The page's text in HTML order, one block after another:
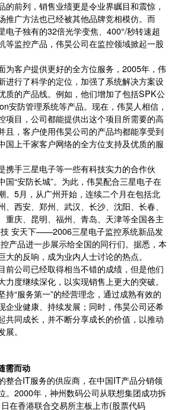
的前列，销售业绩更是令业界瞩目和震惊，
推广方法也已经被其他品牌竞相模仿。而
电子独有的32倍光学变焦、400°/秒转速超
等监控产品，伟昊公司在监控领域掀起一股
为客户提供更好的全方位服务，2005年，伟
进行了科学的定位，加强了系统解决方案设
质的产品线。例如，他们增加了包括SPK公
安防管理系统等产品。现在，伟昊人相信，
项目，公司都能提供出这个项目所需要的高
且，客户使用伟昊公司的产品均都能享受到
国上千家客户网络的全方位支持及优质的服
携手三星电子等一些有科技实力的合作伙
国“安防长城”。为此，伟昊配合三星电子在
。5月，从广州开始，连续二个月在包括北
、西安、郑州、武汉、长沙、沈阳、长春、
重庆、昆明、福州、青岛、天津等全国各主
技 安天下——2006三星电子监控系统新品发
产品进一步展示给全国的同行们。据悉，本
大的反响，成为业内人士讨论的热点。
前公司已经取得相当不错的成绩，但是他们
力度继续深化，以实现销售上更大的突破。
持“服务第一”的经营理念，通过成熟有效的
企业健康、持续发展；同时，伟昊公司还希
共同成长，并不断分享成长的价值，以推动
。
需而动
整合IT服务的供应商，在中国IT产品分销领
。2000年，神州数码公司从联想集团成功拆
在香港联合交易所主板上市(股票代码